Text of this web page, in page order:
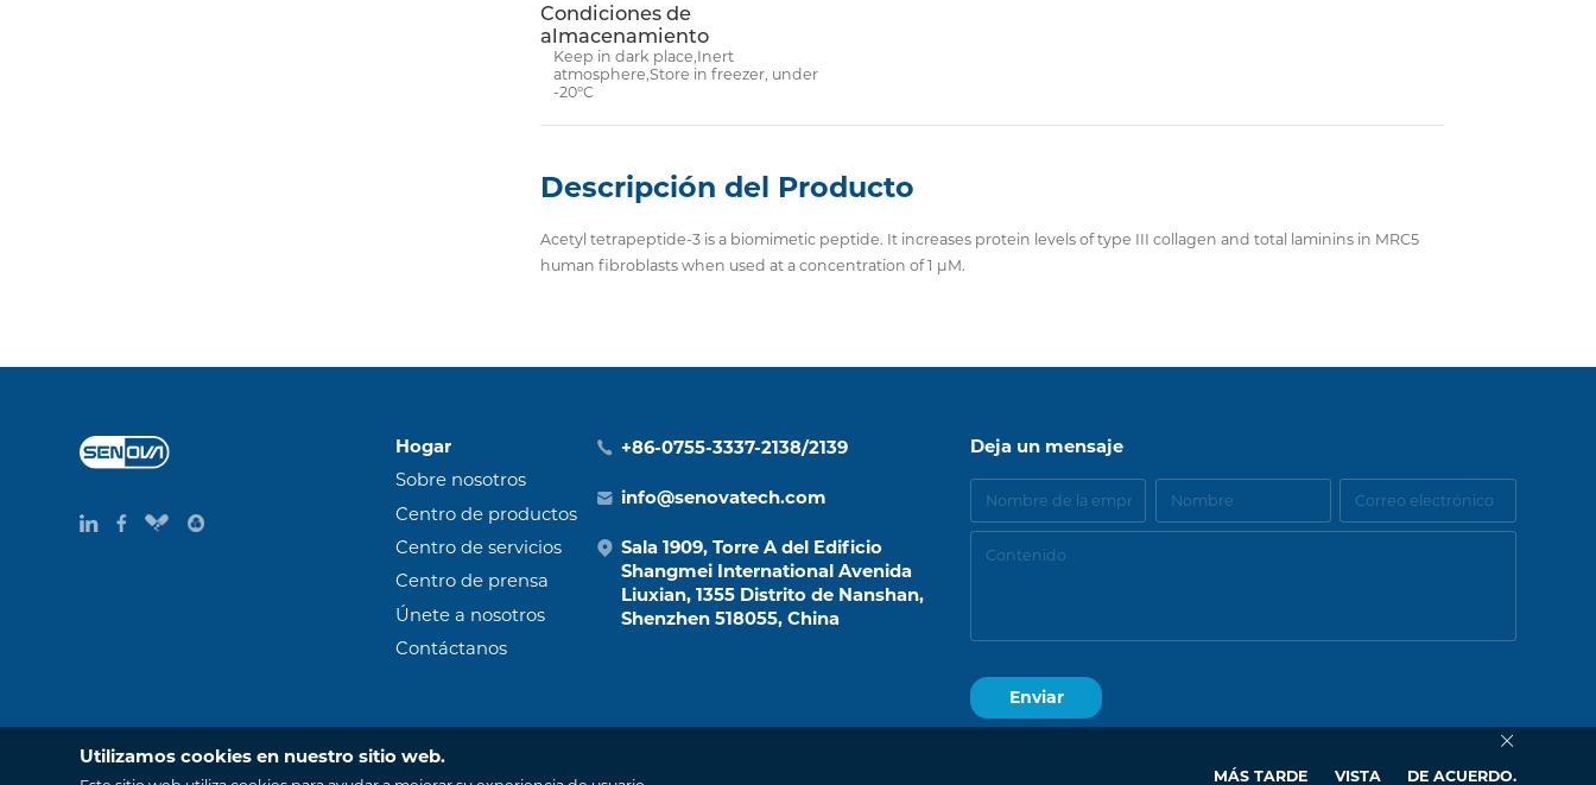
Utilizamos cookies en nuestro sitio web.
MÁS TARDE VISTA DE ACUERDO.
Condiciones de
almacenamiento
Keep in dark place,Inert
atmosphere,Store in freezer, under
-20°C
Descripción del Producto
Acetyl tetrapeptide-3 is a biomimetic peptide. It increases protein levels of type III collagen and total laminins in MRC5
human fibroblasts when used at a concentration of 1 μM.
Hogar
Sobre nosotros
Centro de productos
Centro de servicios
Centro de prensa
Únete a nosotros
Contáctanos
+86-0755-3337-2138/2139
info@senovatech.com
Sala 1909, Torre A del Edificio
Shangmei International Avenida
Liuxian, 1355 Distrito de Nanshan,
Shenzhen 518055, China
Deja un mensaje
Copyright Copyright © 2015-2035 Senova Technology Co. Ltd.